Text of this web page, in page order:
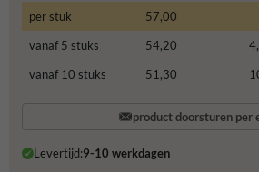
per stuk
57,00
vanaf 5 stuks
54,20
vanaf 10 stuks
51,30
product doorsturen per
Levertijd:9-10 werkdagen